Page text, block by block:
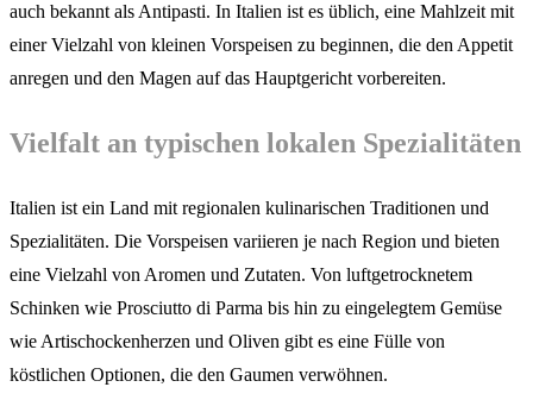
auch bekannt als Antipasti. In Italien ist es üblich, eine Mahlzeit mit
einer Vielzahl von kleinen Vorspeisen zu beginnen, die den Appetit
anregen und den Magen auf das Hauptgericht vorbereiten.
Vielfalt an typischen lokalen Spezialitäten
Italien ist ein Land mit regionalen kulinarischen Traditionen und
Spezialitäten. Die Vorspeisen variieren je nach Region und bieten
eine Vielzahl von Aromen und Zutaten. Von luftgetrocknetem
Schinken wie Prosciutto di Parma bis hin zu eingelegtem Gemüse
wie Artischockenherzen und Oliven gibt es eine Fülle von
köstlichen Optionen, die den Gaumen verwöhnen.